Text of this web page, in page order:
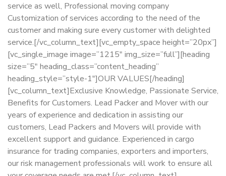
service as well, Professional moving company
Customization of services according to the need of the
customer and making sure every customer with delighted
service.[/vc_column_text][vc_empty_space height=”20px”]
[vc_single_image image=”1215″ img_size=”full”][heading
size=”5″ heading_class=”content_heading”
heading_style=”style-1″]OUR VALUES[/heading]
[vc_column_text]Exclusive Knowledge, Passionate Service,
Benefits for Customers. Lead Packer and Mover with our
years of experience and dedication in assisting our
customers, Lead Packers and Movers will provide with
excellent support and guidance. Experienced in cargo
insurance for trading companies, exporters and importers,
our risk management professionals will work to ensure all